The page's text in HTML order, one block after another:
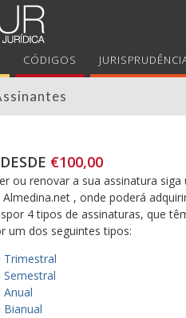
CÓDIGOS
€100,00
ou renovar a sua assinatura
, onde poderá
4 tipos de assinaturas, que
um dos seguintes tipos:
Trimestral
Semestral
Anual
Bianual